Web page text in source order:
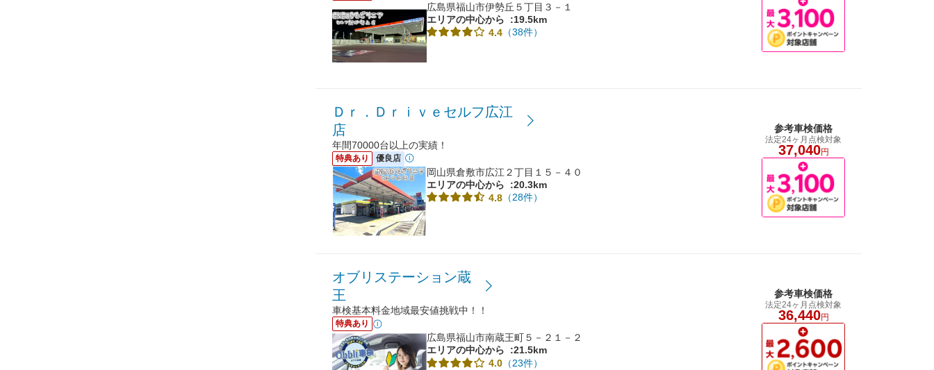
広島県福山市伊勢丘５丁目３－１
エリアの中心から
:19.5km
4.4 （38件）
Ｄｒ．Ｄｒｉｖｅセルフ広江
店
年間70000台以上の実績！
特典あり 優良店
岡山県倉敷市広江２丁目１５－４０
エリアの中心から
:20.3km
4.8 （28件）
参考車検価格
法定24ヶ月点検対象
37,040円
オブリステーション蔵
王
車検基本料金地域最安値挑戦中！！
特典あり
広島県福山市南蔵王町５－２１－２
エリアの中心から
:21.5km
4.0 （23件）
参考車検価格
法定24ヶ月点検対象
36,440円